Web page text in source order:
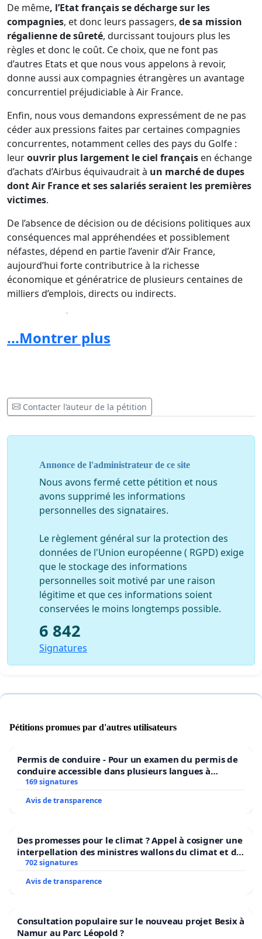
De même, l’Etat français se décharge sur les
compagnies, et donc leurs passagers, de sa mission
régalienne de sûreté, durcissant toujours plus les
règles et donc le coût. Ce choix, que ne font pas
d’autres Etats et que nous vous appelons à revoir,
donne aussi aux compagnies étrangères un avantage
concurrentiel préjudiciable à Air France.
Enfin, nous vous demandons expressément de ne pas
céder aux pressions faites par certaines compagnies
concurrentes, notamment celles des pays du Golfe :
leurouvrir plus largement le ciel français en échange
d’achats d’Airbus équivaudrait à un marché de dupes
dont Air France et ses salariés seraient les premières
victimes.
De l’absence de décision ou de décisions politiques aux
conséquences mal appréhendées et possiblement
néfastes, dépend en partie l’avenir d’Air France,
aujourd’hui forte contributrice à la richesse
économique et génératrice de plusieurs centaines de
milliers d’emplois, directs ou indirects.
Nous, salariés d’Air France, sollicitons
solennellement votre appui, et celui de votre
gouvernement, dans la bataille que livre notre
d'ajustement à la Mondialisation (EGF), pourquoi pas
Air France ?
Nous voulons croire, Monsieur le Président de la
et notre volonté d’assurer l’avenir d’Air France et de
nos emplois.
...Montrer plus
Contacter l’auteur de la pétition
Annonce de l'administrateur de ce site
Nous avons fermé cette pétition et nous
avons supprimé les informations
personnelles des signataires.
Le règlement général sur la protection des
données de l'Union européenne ( RGPD) exige
que le stockage des informations
personnelles soit motivé par une raison
légitime et que ces informations soient
conservées le moins longtemps possible.
6 842
Signatures
Pétitions promues par d'autres utilisateurs
Permis de conduire - Pour un examen du permis de
conduire accessible dans plusieurs langues à
Bruxelles
169 signatures
Avis de transparence
Des promesses pour le climat ? Appel à cosigner une
interpellation des ministres wallons du climat et de
l’environnement.
702 signatures
Avis de transparence
Consultation populaire sur le nouveau projet Besix à
Namur au Parc Léopold ?